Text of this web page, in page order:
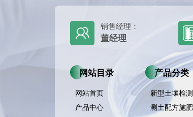
销售经理：
董经理
网站目录
网站首页
产品中心
产品分类
新型土壤检
测土配方施